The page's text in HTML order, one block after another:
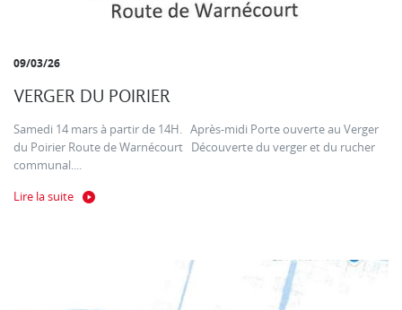
09/03/26
VERGER DU POIRIER
Samedi 14 mars à partir de 14H. Après-midi Porte ouverte au Verger
du Poirier Route de Warnécourt Découverte du verger et du rucher
communal....
Lire la suite